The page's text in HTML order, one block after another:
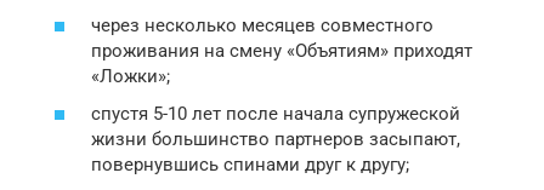
через несколько месяцев совместного
проживания на смену «Объятиям» приходят
«Ложки»;
спустя 5-10 лет после начала супружеской
жизни большинство партнеров засыпают,
повернувшись спинами друг к другу;